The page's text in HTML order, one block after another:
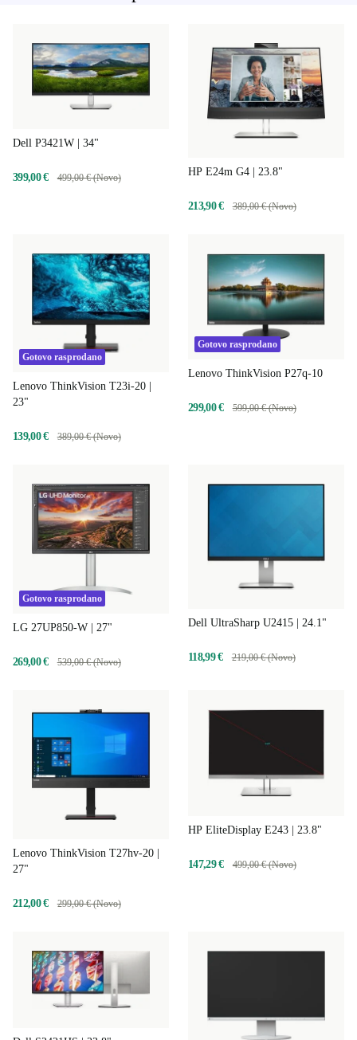
Dell P3421W | 34"
399,00 € 499,00 € (Novo)
HP E24m G4 | 23.8"
213,90 € 389,00 € (Novo)
Gotovo rasprodano
Lenovo ThinkVision T23i-20 |
23"
139,00 € 389,00 € (Novo)
Gotovo rasprodano
Lenovo ThinkVision P27q-10
299,00 € 599,00 € (Novo)
Gotovo rasprodano
LG 27UP850-W | 27"
269,00 € 539,00 € (Novo)
Dell UltraSharp U2415 | 24.1"
118,99 € 219,00 € (Novo)
Lenovo ThinkVision T27hv-20 |
27"
212,00 € 299,00 € (Novo)
HP EliteDisplay E243 | 23.8"
147,29 € 499,00 € (Novo)